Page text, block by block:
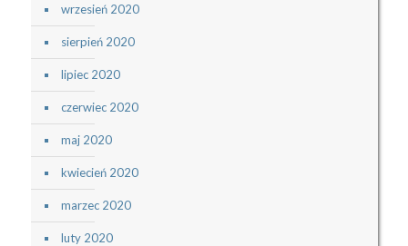
wrzesień 2020
sierpień 2020
lipiec 2020
czerwiec 2020
maj 2020
kwiecień 2020
marzec 2020
luty 2020